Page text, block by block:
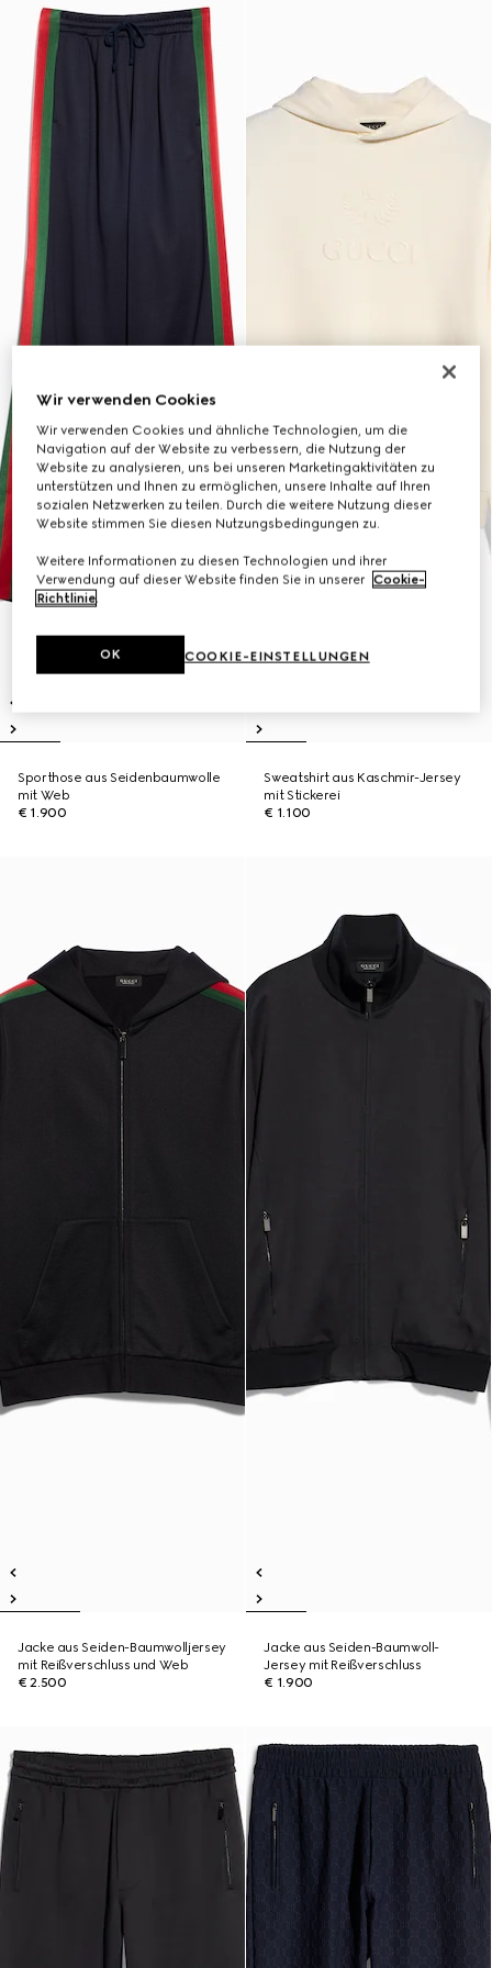
Sporthose aus Seidenbaumwolle
mit Web
€ 1.900
Sweatshirt aus Kaschmir-Jersey
mit Stickerei
€ 1.100
Jacke aus Seiden-Baumwolljersey
mit Reißverschluss und Web
€ 2.500
Jacke aus Seiden-Baumwoll-
Jersey mit Reißverschluss
€ 1.900
Wir verwenden Cookies
Wir verwenden Cookies und ähnliche Technologien, um die
Navigation auf der Website zu verbessern, die Nutzung der
Website zu analysieren, uns bei unseren Marketingaktivitäten zu
unterstützen und Ihnen zu ermöglichen, unsere Inhalte auf Ihren
sozialen Netzwerken zu teilen. Durch die weitere Nutzung dieser
Website stimmen Sie diesen Nutzungsbedingungen zu.
Weitere Informationen zu diesen Technologien und ihrer
Verwendung auf dieser Website finden Sie in unserer Cookie-
Richtlinie.
COOKIE-EINSTELLUNGEN
OK